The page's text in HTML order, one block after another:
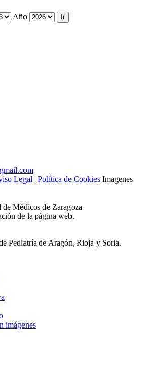
Año
Legal | Política de Cookies Imagenes
Médicos de Zaragoza
de la página web.
Pediatría de Aragón, Rioja y Soria.
imágenes